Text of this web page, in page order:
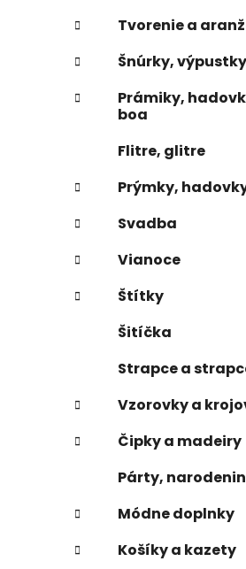
Tvorenie a
Šnúrky,
Prámiky,
boa
Flitre, glitre
Prýmky,
Svadba
Vianoce
Štítky
Šitíčka
Strapce a
Vzorovky a
Čipky a madeiry
Párty,
Módne doplnky
Košíky a kazety